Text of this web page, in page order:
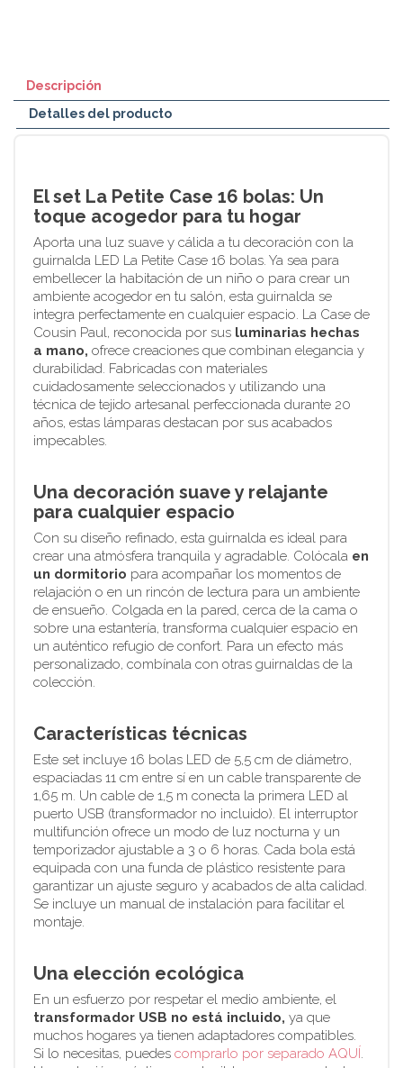
Descripción
Detalles del producto
El set La Petite Case 16 bolas: Un
toque acogedor para tu hogar
Aporta una luz suave y cálida a tu decoración con la
guirnalda LED La Petite Case 16 bolas. Ya sea para
embellecer la habitación de un niño o para crear un
ambiente acogedor en tu salón, esta guirnalda se
integra perfectamente en cualquier espacio. La Case de
Cousin Paul, reconocida por sus luminarias hechas
a mano, ofrece creaciones que combinan elegancia y
durabilidad. Fabricadas con materiales
cuidadosamente seleccionados y utilizando una
técnica de tejido artesanal perfeccionada durante 20
años, estas lámparas destacan por sus acabados
impecables.
Una decoración suave y relajante
para cualquier espacio
Con su diseño refinado, esta guirnalda es ideal para
crear una atmósfera tranquila y agradable. Colócala en
un dormitorio para acompañar los momentos de
relajación o en un rincón de lectura para un ambiente
de ensueño. Colgada en la pared, cerca de la cama o
sobre una estantería, transforma cualquier espacio en
un auténtico refugio de confort. Para un efecto más
personalizado, combínala con otras guirnaldas de la
colección.
Características técnicas
Este set incluye 16 bolas LED de 5,5 cm de diámetro,
espaciadas 11 cm entre sí en un cable transparente de
1,65 m. Un cable de 1,5 m conecta la primera LED al
puerto USB (transformador no incluido). El interruptor
multifunción ofrece un modo de luz nocturna y un
temporizador ajustable a 3 o 6 horas. Cada bola está
equipada con una funda de plástico resistente para
garantizar un ajuste seguro y acabados de alta calidad.
Se incluye un manual de instalación para facilitar el
montaje.
Una elección ecológica
En un esfuerzo por respetar el medio ambiente, el
transformador USB no está incluido, ya que
muchos hogares ya tienen adaptadores compatibles.
Si lo necesitas, puedes comprarlo por separado AQUÍ.